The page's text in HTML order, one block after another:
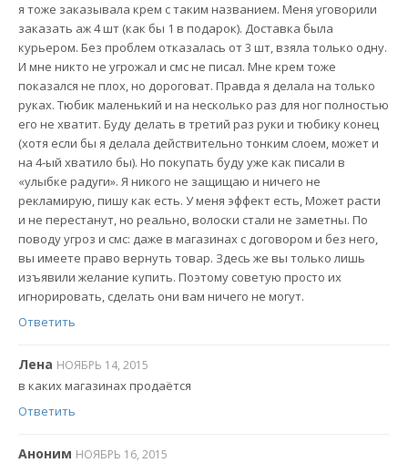
я тоже заказывала крем с таким названием. Меня уговорили
заказать аж 4 шт (как бы 1 в подарок). Доставка была
курьером. Без проблем отказалась от 3 шт, взяла только одну.
И мне никто не угрожал и смс не писал. Мне крем тоже
показался не плох, но дороговат. Правда я делала на только
руках. Тюбик маленький и на несколько раз для ног полностью
его не хватит. Буду делать в третий раз руки и тюбику конец
(хотя если бы я делала действительно тонким слоем, может и
на 4-ый хватило бы). Но покупать буду уже как писали в
«улыбке радуги». Я никого не защищаю и ничего не
рекламирую, пишу как есть. У меня эффект есть, Может расти
и не перестанут, но реально, волоски стали не заметны. По
поводу угроз и смс: даже в магазинах с договором и без него,
вы имеете право вернуть товар. Здесь же вы только лишь
изъявили желание купить. Поэтому советую просто их
игнорировать, сделать они вам ничего не могут.
Ответить
Лена НОЯБРЬ 14, 2015
в каких магазинах продаётся
Ответить
Аноним НОЯБРЬ 16, 2015